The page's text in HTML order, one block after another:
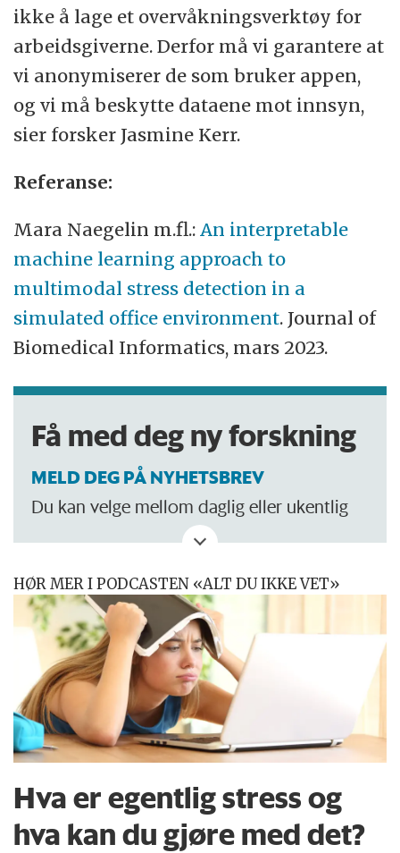
ikke å lage et overvåkningsverktøy for
arbeidsgiverne. Derfor må vi garantere at
vi anonymiserer de som bruker appen,
og vi må beskytte dataene mot innsyn,
sier forsker Jasmine Kerr.
Referanse:
Mara Naegelin m.fl.:An interpretable
machine learning approach to
multimodal stress detection in a
simulated office environment. Journal of
Biomedical Informatics, mars 2023.
Få med deg ny forskning
MELD DEG PÅ NYHETSBREV
Du kan velge mellom daglig eller ukentlig
HØR MER I PODCASTEN «ALT DU IKKE VET»
Hva er egentlig stress og
hva kan du gjøre med det?